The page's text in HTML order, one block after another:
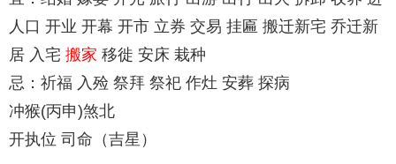
人口 开业 开幕 开市 立券 交易 挂匾 搬迁新宅 乔迁新
居 入宅 搬家 移徙 安床 栽种
忌：祈福 入殓 祭拜 祭祀 作灶 安葬 探病
冲猴(丙申)煞北
开执位 司命（吉星）